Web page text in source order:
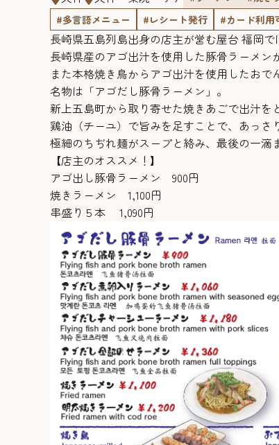
#多言語メニュー
#レシート発行 #カード利用
長崎県五島列島出身の店主が営む屋台 福岡で
長崎県産のアゴ出汁を使用した豚骨ラーメン
また本格焼き鳥からアゴ出汁を使用したおで
名物は「アゴだし豚骨ラーメン」。
新上五島町から取り寄せた焼きあごで出汁を
鶏油（チーユ）で旨みを足すことで、あっさ
極細のちぢれ麺がスープと絡み、最後の一滴
【店主のオススメ！】
アゴ出し豚骨ラーメン 900円
焼きラーメン 1,100円
串盛り５本 1,090円